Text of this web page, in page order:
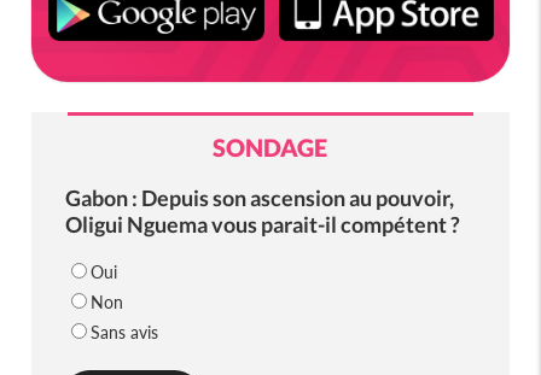
SONDAGE
Gabon : Depuis son ascension au pouvoir,
Oligui Nguema vous parait-il compétent ?
Oui
Non
Sans avis